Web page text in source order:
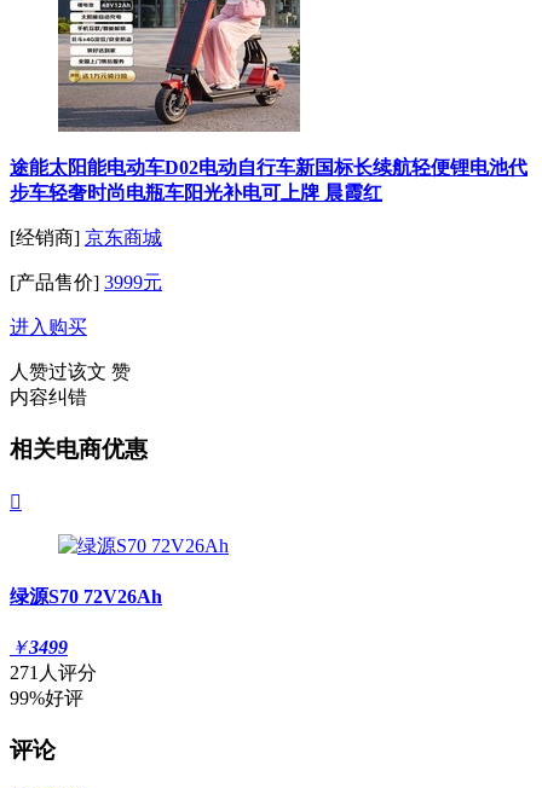
途能太阳能电动车D02电动自行车新国标长续航轻便锂电池代
步车轻奢时尚电瓶车阳光补电可上牌 晨霞红
[经销商] 京东商城
[产品售价] 3999元
进入购买
人赞过该文 赞
内容纠错
相关电商优惠

绿源S70 72V26Ah
￥3499
271人评分
99%好评
评论